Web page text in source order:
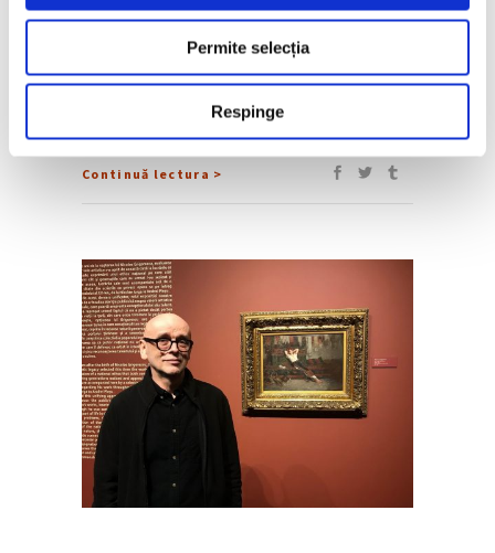
Permite selecția
Respinge
Termenul generic de „avangardă rusă” a
fost introdus la sfârșitul anilor 1960,
începutul anilor 1970 și face referire la arta
modernistă care a fost realizată în Imperiul
Rus și Uniunea Sovietică între 1900 și
mijlocul anilor 1930. Lucrările asociate cu
Continuă lectura >